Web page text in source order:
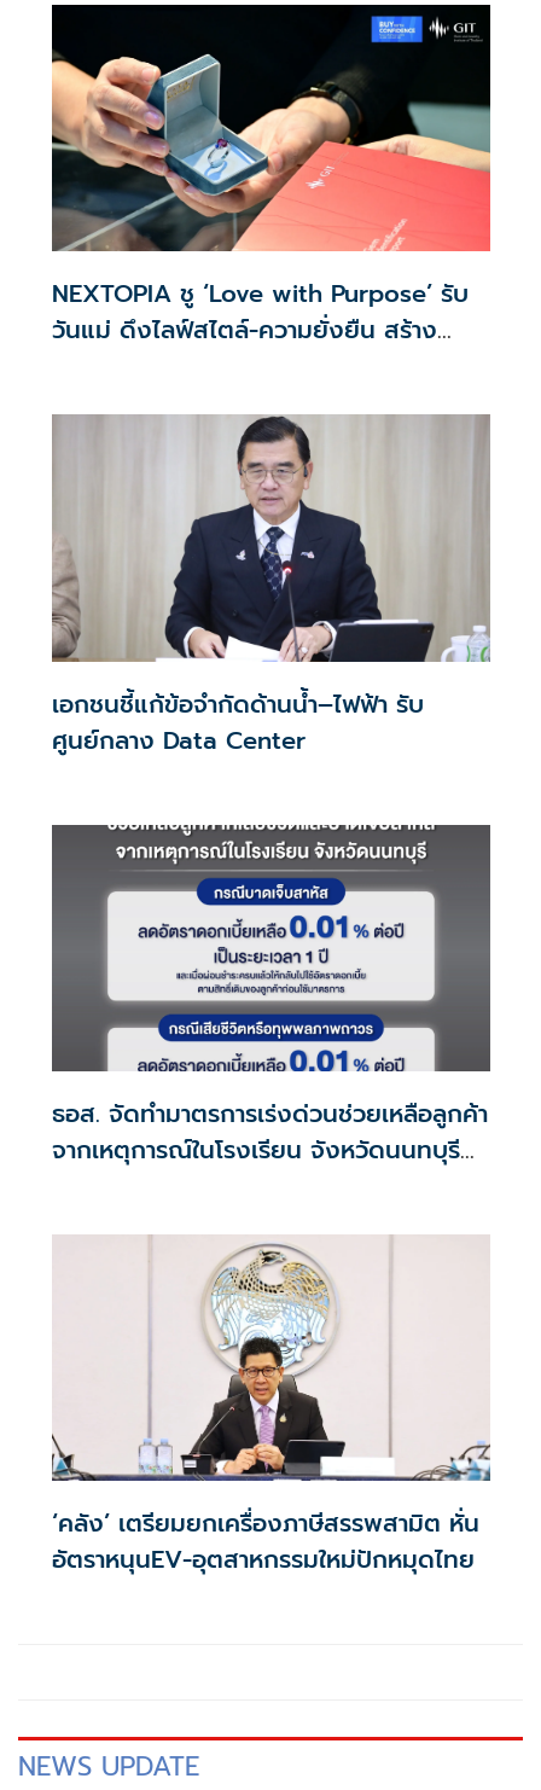
NEXTOPIA ชู ‘Love with Purpose’ รับ
วันแม่ ดึงไลฟ์สไตล์-ความยั่งยืน สร้าง
เอกชนชี้แก้ข้อจำกัดด้านน้ำ–ไฟฟ้า รับ
ศูนย์กลาง Data Center
ธอส. จัดทำมาตรการเร่งด่วนช่วยเหลือลูกค้า
จากเหตุการณ์ในโรงเรียน จังหวัดนนทบุรี
‘คลัง’ เตรียมยกเครื่องภาษีสรรพสามิต หั่น
อัตราหนุนEV-อุตสาหกรรมใหม่ปักหมุดไทย
NEWS UPDATE